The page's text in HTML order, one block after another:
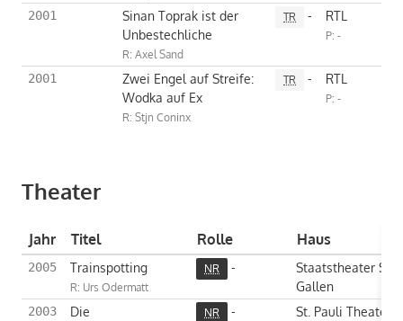
2001
Sinan Toprak ist der
Unbestechliche
R: Axel Sand
TR - RTL
P: -
2001
Zwei Engel auf Streife:
Wodka auf Ex
R: Stjn Coninx
TR - RTL
P: -
Theater
Jahr Titel Rolle Haus
2005 Trainspotting
R: Urs Odermatt
NR -
Staatstheater St.
Gallen
2003
Die
NR -
St. Pauli Theater